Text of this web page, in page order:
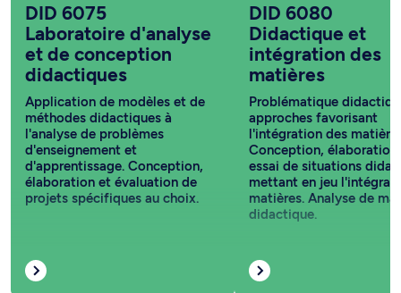
DID 6075
Laboratoire d'analyse
et de conception
didactiques
Application de modèles et de
méthodes didactiques à
l'analyse de problèmes
d'enseignement et
d'apprentissage. Conception,
élaboration et évaluation de
projets spécifiques au choix.
DID 6080
Didactique et
intégration des
matières
Problématique
approches favorisant
l'intégration des
Conception, élaboration
essai de situations
mettant en jeu
matières. Analyse de
didactique.